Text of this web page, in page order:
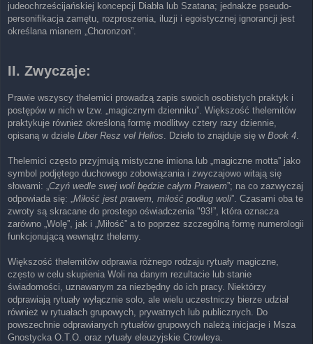
judeochrześcijańskiej koncepcji Diabła lub Szatana; jednakże pseudo-
personifikacja zamętu, rozproszenia, iluzji i egoistycznej ignorancji jest
określana mianem „Choronzon”.
II. Zwyczaje:
Prawie wszyscy thelemici prowadzą zapis swoich osobistych praktyk i
postępów w nich w tzw. „magicznym dzienniku”. Większość thelemitów
praktykuje również określoną formę modlitwy cztery razy dziennie,
opisaną w dziele Liber Resz vel Helios. Dzieło to znajduje się w Book 4.
Thelemici często przyjmują mistyczne imiona lub „magiczne motta” jako
symbol podjętego duchowego zobowiązania i zwyczajowo witają się
słowami: „Czyń wedle swej woli będzie całym Prawem”; na co zazwyczaj
odpowiada się: „Miłość jest prawem, miłość podług woli”. Czasami oba te
zwroty są skracane do prostego oświadczenia "93!”, która oznacza
zarówno „Wolę”, jak i „Miłość” a to poprzez szczególną formę numerologii
funkcjonującą wewnątrz thelemy.
Większość thelemitów odprawia różnego rodzaju rytuały magiczne,
często w celu skupienia Woli na danym rezultacie lub stanie
świadomości, uznawanym za niezbędny do ich pracy. Niektórzy
odprawiają rytuały wyłącznie solo, ale wielu uczestniczy bierze udział
również w rytuałach grupowych, prywatnych lub publicznych. Do
powszechnie odprawianych rytuałów grupowych należą inicjacje i Msza
Gnostycka O.T.O. oraz rytuały eleuzyjskie Crowleya.